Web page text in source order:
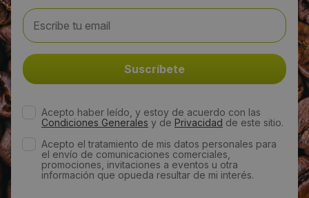
jiglesias@ilpra.es
Web:
https://www.ilpra.es/es/
Horario de contacto:
Comercial
Visitas a producto:
Acepto haber leído, y estoy de acuerdo con las
Condiciones Generales y de Privacidad de este sitio.
Acepto el tratamiento de mis datos personales para
el envío de comunicaciones comerciales,
promociones, invitaciones a eventos u otra
información que opueda resultar de mi interés.